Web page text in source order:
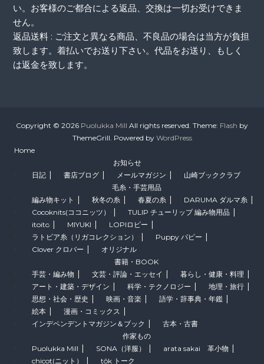
い。お客様のご都合による返品、交換は一切お受けできま
せん。
返品送料 : ご注文と異なる商品、不良品の場合は当方が負担
致します。着払いでお送り下さい。代品をお送り、もしく
は返金を致します。
Copyright © 2026 Puolukka Mill All rights reserved. Theme: Flash by
ThemeGrill. Powered by WordPress
Home
お知らせ
日記
書店ブログ メールマガジン
山崎ブッククラブ
毛糸・手芸用品
編み物キット
秋冬の糸 春夏の糸
DARUMA ダルマ糸
Cocoknits(ココニッツ）
TULIP チューリップ 編み物用品
itoito
MIYUKI
LOPIロピー
ラトビア糸（リガコレクション）
Puppy パピー
Clover クロバー
オリジナル
書籍・BOOK
手芸・編み物
文芸・評論・エッセイ
暮らし・健康・料理
アート・建築・デザイン
科学・テクノロジー
地理・旅行
思想・社会・歴史
映画・音楽
語学・辞事典・年鑑
絵本
漫画・コミックス
インデペンデントマガジン＆ブック
古本・古書
作家もの
Puolukka Mill
SONA（洋服）
arata sakai 革小物
chicot(ニット）
tôk トーク